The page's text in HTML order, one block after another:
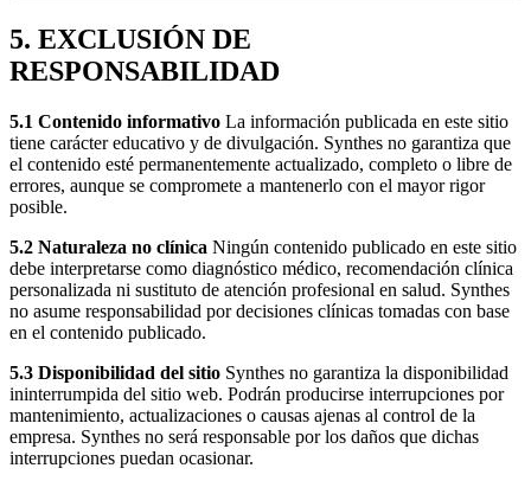
5. EXCLUSIÓN DE
RESPONSABILIDAD
5.1 Contenido informativo La información publicada en este sitio
tiene carácter educativo y de divulgación. Synthes no garantiza que
el contenido esté permanentemente actualizado, completo o libre de
errores, aunque se compromete a mantenerlo con el mayor rigor
posible.
5.2 Naturaleza no clínica Ningún contenido publicado en este sitio
debe interpretarse como diagnóstico médico, recomendación clínica
personalizada ni sustituto de atención profesional en salud. Synthes
no asume responsabilidad por decisiones clínicas tomadas con base
en el contenido publicado.
5.3 Disponibilidad del sitio Synthes no garantiza la disponibilidad
ininterrumpida del sitio web. Podrán producirse interrupciones por
mantenimiento, actualizaciones o causas ajenas al control de la
empresa. Synthes no será responsable por los daños que dichas
interrupciones puedan ocasionar.